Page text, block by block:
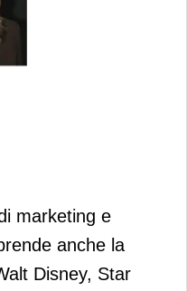
Lady
marketing e
anche la
Disney, Star